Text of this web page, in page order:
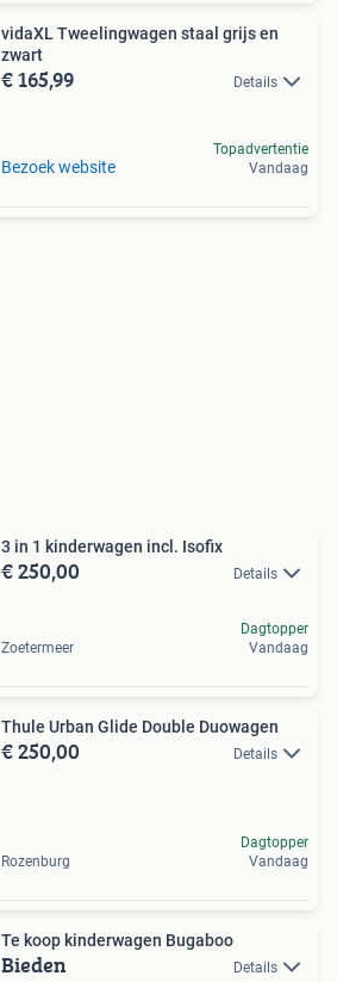
vidaXL Tweelingwagen staal grijs en
zwart
€ 165,99 Details
Bezoek website
Topadvertentie
Vandaag
3 in 1 kinderwagen incl. Isofix
€ 250,00 Details
Zoetermeer
Dagtopper
Vandaag
Thule Urban Glide Double Duowagen
€ 250,00 Details
Rozenburg
Dagtopper
Vandaag
Te koop kinderwagen Bugaboo
Bieden Details